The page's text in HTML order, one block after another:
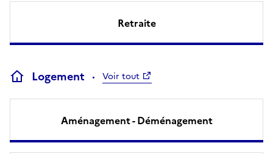
Retraite
Logement Voir tout
Aménagement - Déménagement